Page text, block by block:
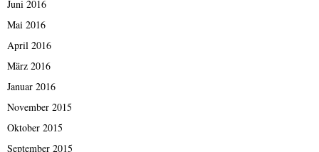
Juni 2016
Mai 2016
April 2016
März 2016
Januar 2016
November 2015
Oktober 2015
September 2015